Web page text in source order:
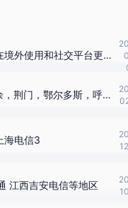
【公告】关于禁止使用我司网络资源在境外使用和社交平台更改归属地IP的通知
大麦IP新增四川达州，辽阳联通，新余，荆门，鄂尔多斯，呼和浩特
海电信3
江西吉安电信等地区